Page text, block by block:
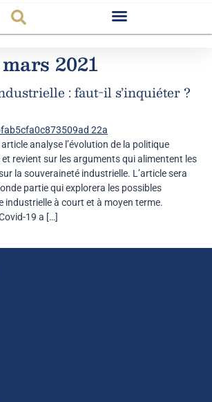
2021
: faut-il s’inquiéter ?
article analyse l’évolution de la politique
revient sur les arguments qui alimentent les
la souveraineté industrielle. L’article sera
partie qui explorera les possibles
industrielle à court et à moyen terme.
19 a […]